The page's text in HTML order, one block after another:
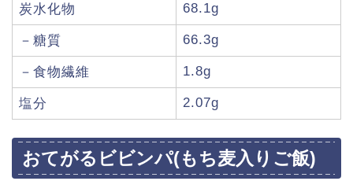
炭水化物 68.1g
－糖質 66.3g
－食物繊維 1.8g
塩分 2.07g
おてがるビビンパ(もち麦入りご飯)